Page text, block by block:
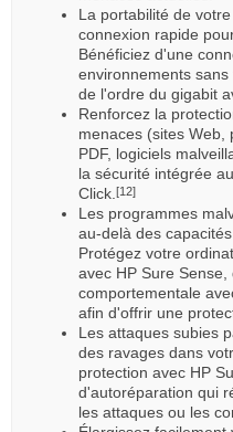
La portabilité de
connexion rapide
Bénéficiez d'une
environnements
de l'ordre du gigabit
Renforcez la
menaces (sites Web,
PDF, logiciels
la sécurité intégrée
Click. [12]
Les programmes
au-delà des
Protégez votre
avec HP Sure
comportementale
afin d'offrir une
Les attaques subies
des ravages dans
protection avec HP
d'autoréparation qui
les attaques ou les